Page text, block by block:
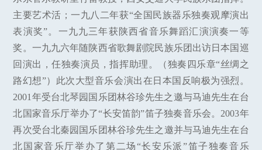
主要艺术活；一九八二年获“全国民族器乐独奏观摩演出
表演奖”。一九九三年获陕西省音乐舞蹈汇演演奏一等
奖。一九九六年随陕西省歌舞剧院民族乐团出访日本国巡
回演出，任独奏演员，指挥助理。（独奏四乐章“丝绸之
路幻想”）此次大型音乐会演出在日本国反响极为强烈。
2001年受台北琴园国乐团林谷珍先生之邀与马迪先生在台
北国家音乐厅举办了“长安笛韵”笛子独奏音乐会。2003年
再次受台北秦园国乐团林谷珍先生之邀并与马迪先生在台
北国家音乐厅举办了第二场“长安乐派”笛子独奏音乐